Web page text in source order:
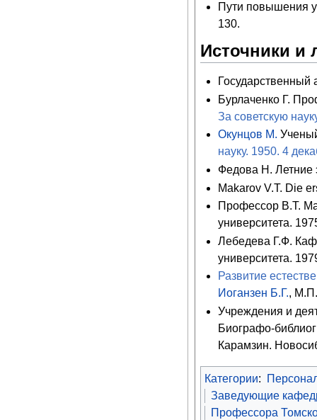
Пути повышения
130.
Источники и
Бурлаченко Г.
За советскую
Окунцов М.
науку. 1950. 4
Федова Н. Летние
Makarov V.T. Die
Профессор В.Т.
университета.
Лебедева Г.Ф.
университета.
Развитие
Иоганзен Б.Г.,
Учреждения и
Биографо-
Карамзин.
Категории:
Заведующие
Профессора